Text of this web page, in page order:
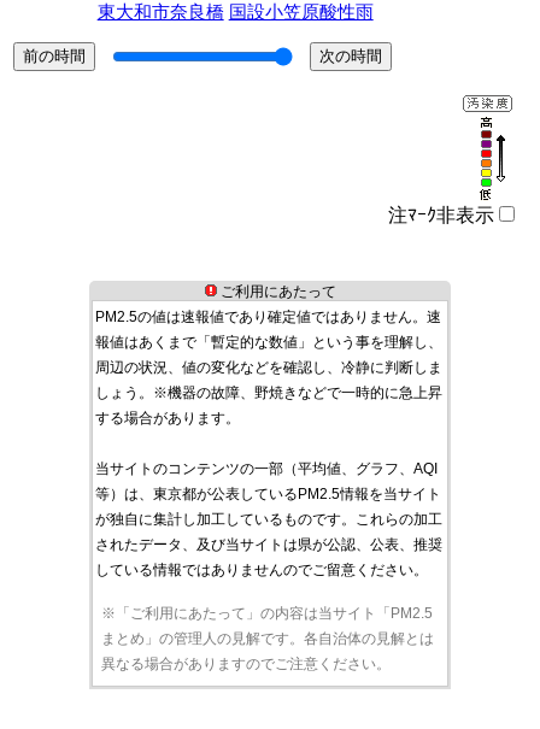
東大和市奈良橋 国設小笠原酸性雨
注ﾏｰｸ非表示
ご利用にあたって
PM2.5の値は速報値であり確定値ではありません。速
報値はあくまで「暫定的な数値」という事を理解し、
周辺の状況、値の変化などを確認し、冷静に判断しま
しょう。※機器の故障、野焼きなどで一時的に急上昇
する場合があります。
当サイトのコンテンツの一部（平均値、グラフ、AQI
等）は、東京都が公表しているPM2.5情報を当サイト
が独自に集計し加工しているものです。これらの加工
されたデータ、及び当サイトは県が公認、公表、推奨
している情報ではありませんのでご留意ください。
※「ご利用にあたって」の内容は当サイト「PM2.5
まとめ」の管理人の見解です。各自治体の見解とは
異なる場合がありますのでご注意ください。